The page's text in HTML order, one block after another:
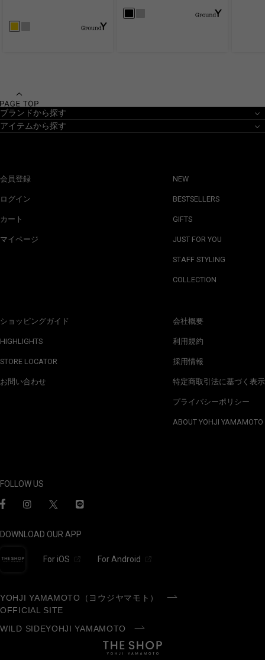
ブランドから探す
アイテムから探す
会員登録
ログイン
カート
マイページ
ショッピングガイド
HIGHLIGHTS
STORE LOCATOR
お問い合わせ
NEW
BESTSELLERS
GIFTS
JUST FOR YOU
STAFF STYLING
COLLECTION
会社概要
利用規約
採用情報
特定商取引法に基づく表示
プライバシーポリシー
ABOUT YOHJI YAMAMOTO
FOLLOW US
DOWNLOAD OUR APP
For iOS For Android
YOHJI YAMAMOTO（ヨウジヤマモト）
OFFICIAL SITE
WILD SIDEYOHJI YAMAMOTO